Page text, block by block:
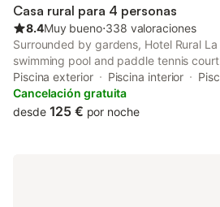
Casa rural para 4 personas
8.4Muy bueno⋅338 valoraciones
Surrounded by gardens, Hotel Rural
swimming pool and paddle tennis
lounge with open fireplace and free Wi-
Peregrina Hotel have either a balcony
Piscina exterior Piscina interior
Cancelación gratuita
desde 125 € por noche